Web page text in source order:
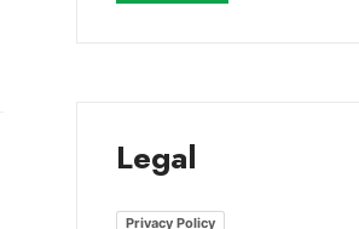
Legal
Privacy Policy